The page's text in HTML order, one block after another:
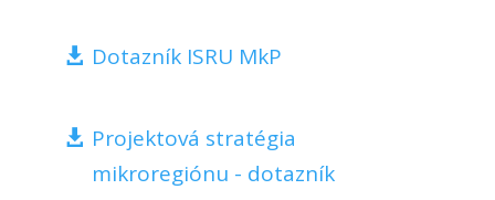
Dotazník ISRU MkP
Projektová stratégia
mikroregiónu - dotazník